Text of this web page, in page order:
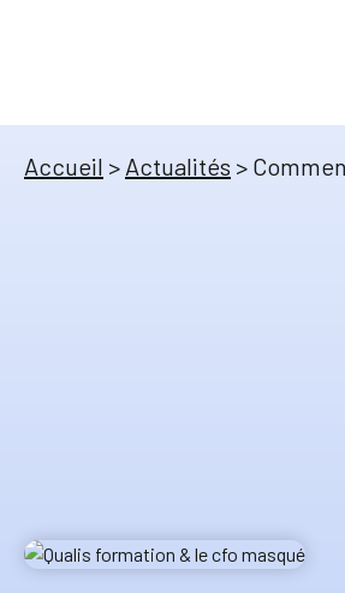
Accueil > Actualités >